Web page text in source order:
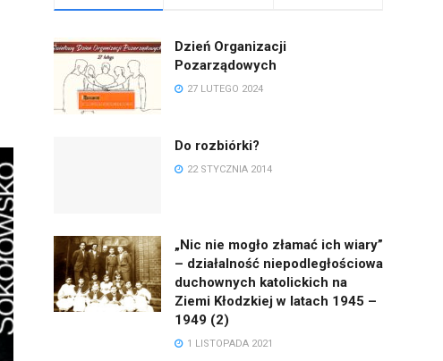
Dzień Organizacji
Pozarządowych
27 LUTEGO 2024
Do rozbiórki?
22 STYCZNIA 2014
„Nic nie mogło złamać ich wiary”
– działalność niepodległościowa
duchownych katolickich na
Ziemi Kłodzkiej w latach 1945 –
1949 (2)
1 LISTOPADA 2021